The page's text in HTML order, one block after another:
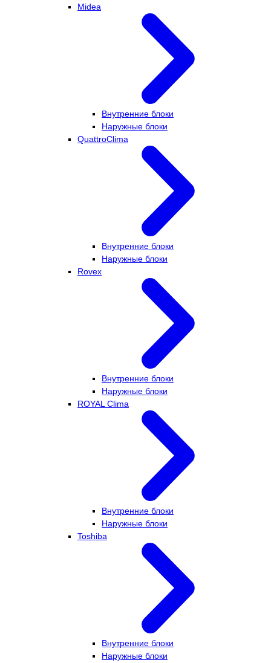
Midea
Внутренние блоки
Наружные блоки
QuattroClima
Внутренние блоки
Наружные блоки
Rovex
Внутренние блоки
Наружные блоки
ROYAL Clima
Внутренние блоки
Наружные блоки
Toshiba
Внутренние блоки
Наружные блоки